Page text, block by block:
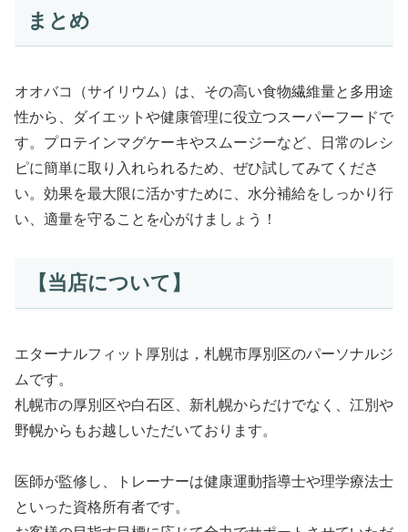
まとめ
オオバコ（サイリウム）は、その高い食物繊維量と多用途
性から、ダイエットや健康管理に役立つスーパーフードで
す。プロテインマグケーキやスムージーなど、日常のレシ
ピに簡単に取り入れられるため、ぜひ試してみてくださ
い。効果を最大限に活かすために、水分補給をしっかり行
い、適量を守ることを心がけましょう！
【当店について】
エターナルフィット厚別は，札幌市厚別区のパーソナルジ
ムです。
札幌市の厚別区や白石区、新札幌からだけでなく、江別や
野幌からもお越しいただいております。
医師が監修し、トレーナーは健康運動指導士や理学療法士
といった資格所有者です。